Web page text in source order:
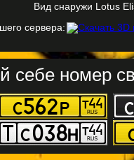
Вид снаружи Lotus
сервера:
себе номер